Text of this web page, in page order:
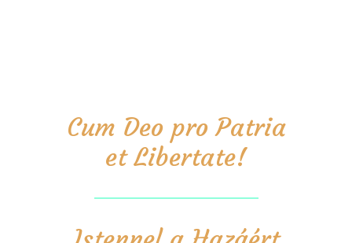
Cum Deo pro Patria
et Libertate!